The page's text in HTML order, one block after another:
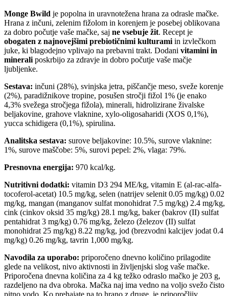
Monge Bwild je popolna in uravnotežena hrana za odrasle mačke.
Hrana z inčuni, zelenim fižolom in korenjem je posebej oblikovana
za dobro počutje vaše mačke, saj ne vsebuje žit. Recept je
obogaten z najnovejšimi prebiotičnimi kulturami in izvlečkom
juke, ki blagodejno vplivajo na prebavni trakt. Dodani vitamini in
minerali poskrbijo za zdravje in dobro počutje vaše mačje
ljubljenke.
Sestava: inčuni (28%), svinjska jetra, piščančje meso, sveže korenje
(2%), paradižnikove tropine, posušen stročji fižol 1% (je enako
4,3% svežega stročjega fižola), minerali, hidrolizirane živalske
beljakovine, grahove vlaknine, xylo-oligosaharidi (XOS 0,1%),
yucca schidigera (0,1%), spirulina.
Analitska sestava: surove beljakovine: 10.5%, surove vlaknine:
1%, surove maščobe: 5%, surovi pepel: 2%, vlaga: 79%.
Presnovna energija: 970 kcal/kg.
Nutritivni dodatki: vitamin D3 294 ME/kg, vitamin E (al-rac-alfa-
tocoferol-acetat) 10.5 mg/kg, selen (natrijev selenit 0.05 mg/kg) 0.02
mg/kg, mangan (manganov sulfat monohidrat 7.5 mg/kg) 2.4 mg/kg,
cink (cinkov oksid 35 mg/kg) 28.1 mg/kg, baker (bakrov (II) sulfat
pentahidrat 3 mg/kg) 0.76 mg/kg, železo (železov (II) sulfat
monohidrat 25 mg/kg) 8.22 mg/kg, jod (brezvodni kalcijev jodat 0.4
mg/kg) 0.26 mg/kg, tavrin 1,000 mg/kg.
Navodila za uporabo: priporočeno dnevno količino prilagodite
glede na velikost, nivo aktivnosti in življenjski slog vaše mačke.
Priporočena dnevna količina za 4 kg težko odraslo mačko je 203 g,
razdeljeno na dva obroka. Mačka naj ima vedno na voljo svežo čisto
pitno vodo. Ko prehajate na to hrano z druge, je priporočljiv